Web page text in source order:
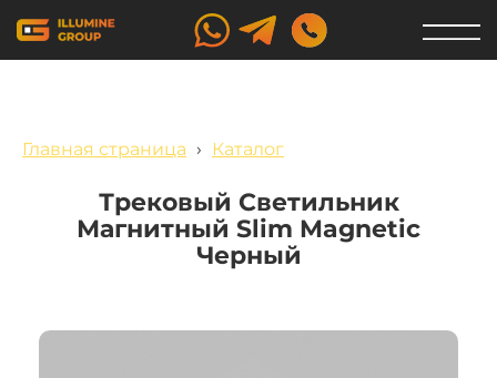
Главная страница › Каталог
Трековый Светильник
Магнитный Slim Magnetic
Черный